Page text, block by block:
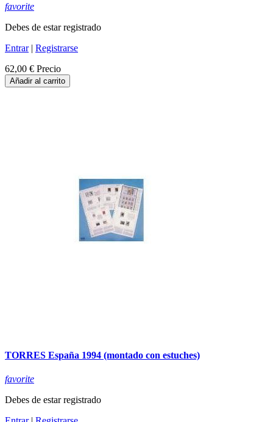
favorite
Debes de estar registrado
Entrar| Registrarse
62,00 € Precio
Añadir al carrito
TORRES España 1994 (montado con estuches)
favorite
Debes de estar registrado